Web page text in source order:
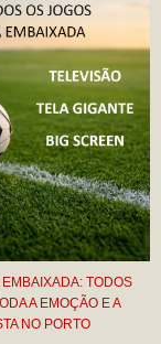
TODOS
A EMOÇÃO E A
NO PORTO